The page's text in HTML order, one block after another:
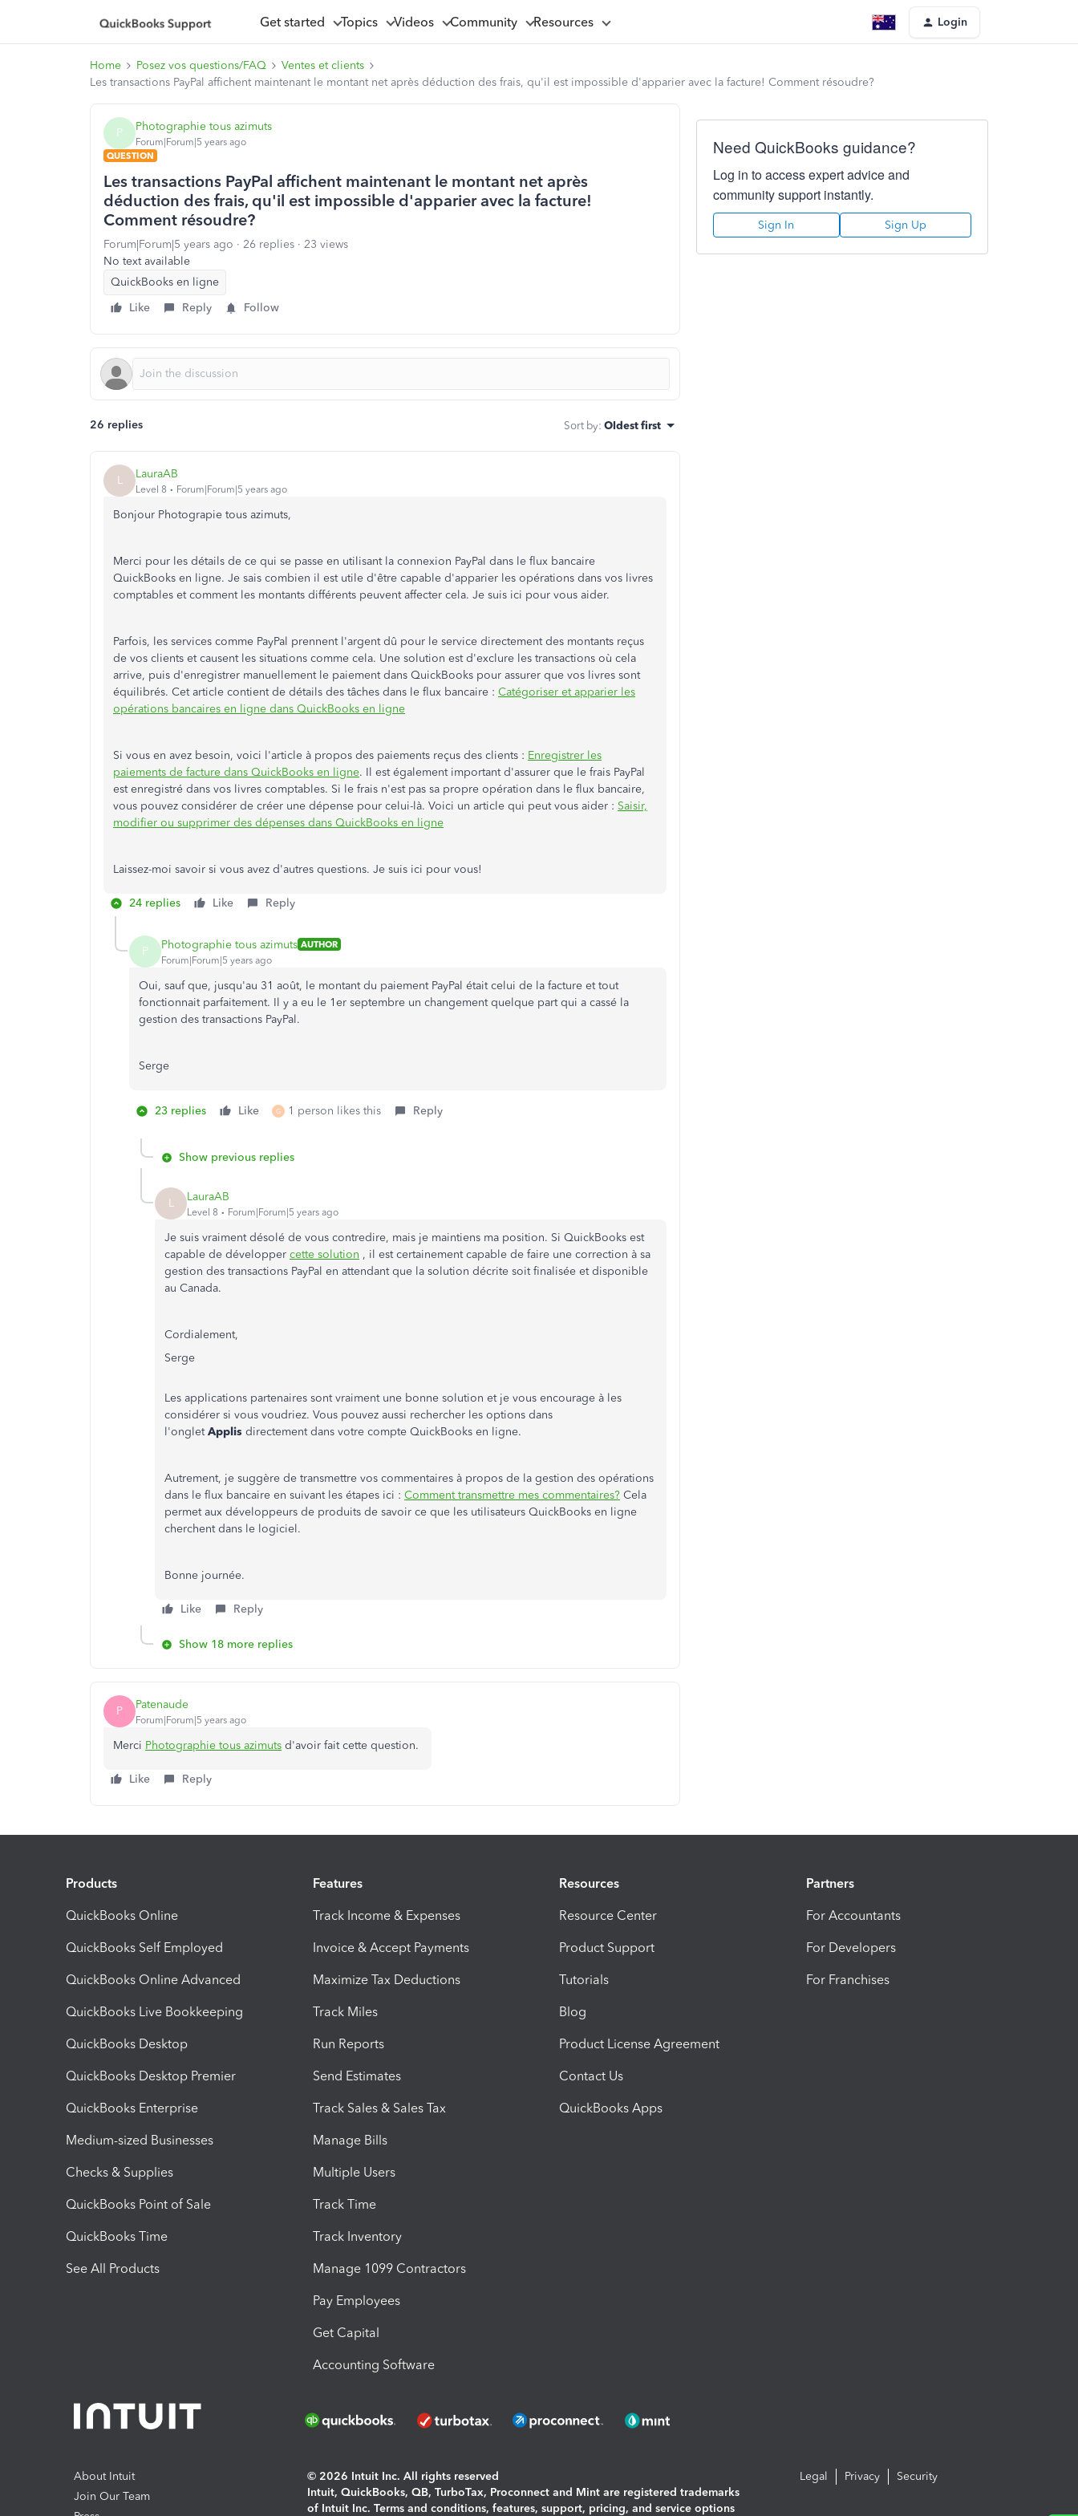
Get started Topics Videos Community Resources Login
Home Posez vos questions/FAQ
Ventes et clients
Les transactions PayPal affichent maintenant le montant net après déduction des frais, qu'il est impossible d'apparier avec la facture! Comment résoudre?
P Photographie tous azimuts
Forum|Forum|5 years ago
QUESTION
Les transactions PayPal affichent maintenant le montant net après
déduction des frais, qu'il est impossible d'apparier avec la facture!
Comment résoudre?
Forum|Forum|5 years ago 26 replies
23 views
No text available
QuickBooks en ligne
Like
Reply Follow
26 replies Sort by: Oldest first
L LauraAB
Level 8 Forum|Forum|5 years ago
Bonjour Photograpie tous azimuts,
Merci pour les détails de ce qui se passe en utilisant la connexion PayPal dans le flux bancaire
QuickBooks en ligne. Je sais combien il est utile d'être capable d'apparier les opérations dans vos livres
comptables et comment les montants différents peuvent affecter cela. Je suis ici pour vous aider.
Parfois, les services comme PayPal prennent l'argent dû pour le service directement des montants reçus
de vos clients et causent les situations comme cela. Une solution est d'exclure les transactions où cela
arrive, puis d'enregistrer manuellement le paiement dans QuickBooks pour assurer que vos livres sont
équilibrés. Cet article contient de détails des tâches dans le flux bancaire : Catégoriser et apparier les
opérations bancaires en ligne dans QuickBooks en ligne
Si vous en avez besoin, voici l'article à propos des paiements reçus des clients : Enregistrer les
paiements de facture dans QuickBooks en ligne. Il est également important d'assurer que le frais PayPal
est enregistré dans vos livres comptables. Si le frais n'est pas sa propre opération dans le flux bancaire,
vous pouvez considérer de créer une dépense pour celui-là. Voici un article qui peut vous aider : Saisir,
modifier ou supprimer des dépenses dans QuickBooks en ligne
Laissez-moi savoir si vous avez d'autres questions. Je suis ici pour vous!
24 replies Like Reply
P Photographie tous azimuts AUTHOR
Forum|Forum|5 years ago
Oui, sauf que, jusqu'au 31 août, le montant du paiement PayPal était celui de la facture et tout
fonctionnait parfaitement. Il y a eu le 1er septembre un changement quelque part qui a cassé la
gestion des transactions PayPal.
Serge
23 replies Like G 1 person likes this Reply
Show previous replies
L LauraAB
Level 8 Forum|Forum|5 years ago
Je suis vraiment désolé de vous contredire, mais je maintiens ma position. Si QuickBooks est
capable de développer cette solution , il est certainement capable de faire une correction à sa
gestion des transactions PayPal en attendant que la solution décrite soit finalisée et disponible
au Canada.
Cordialement,
Serge
Les applications partenaires sont vraiment une bonne solution et je vous encourage à les
considérer si vous voudriez. Vous pouvez aussi rechercher les options dans
l'ongletApplis directement dans votre compte QuickBooks en ligne.
Autrement, je suggère de transmettre vos commentaires à propos de la gestion des opérations
dans le flux bancaire en suivant les étapes ici : Comment transmettre mes commentaires? Cela
permet aux développeurs de produits de savoir ce que les utilisateurs QuickBooks en ligne
cherchent dans le logiciel.
Bonne journée.
Like Reply
Show 18 more replies
P Patenaude
Forum|Forum|5 years ago
Merci Photographie tous azimuts d'avoir fait cette question.
Like Reply
Need QuickBooks guidance?
Log in to access expert advice and
community support instantly.
Sign In Sign Up
Products
QuickBooks Online
QuickBooks Self Employed
QuickBooks Online Advanced
QuickBooks Live Bookkeeping
QuickBooks Desktop
QuickBooks Desktop Premier
QuickBooks Enterprise
Medium-sized Businesses
Checks & Supplies
QuickBooks Point of Sale
QuickBooks Time
See All Products
Features
Track Income & Expenses
Invoice & Accept Payments
Maximize Tax Deductions
Track Miles
Run Reports
Send Estimates
Track Sales & Sales Tax
Manage Bills
Multiple Users
Track Time
Track Inventory
Manage 1099 Contractors
Pay Employees
Get Capital
Accounting Software
Resources
Resource Center
Product Support
Tutorials
Blog
Product License Agreement
Contact Us
QuickBooks Apps
Partners
For Accountants
For Developers
For Franchises
About Intuit
Join Our Team
© 2026 Intuit Inc. All rights reserved
Intuit, QuickBooks, QB, TurboTax, Proconnect and Mint are registered trademarks
of Intuit Inc. Terms and conditions, features, support, pricing, and service options
Legal Privacy Security